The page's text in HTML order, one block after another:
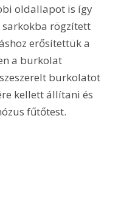
oldallapot is így
rögzített
erősítettük a
a burkolat
burkolatot
kellett állítani és
fűtőtest.